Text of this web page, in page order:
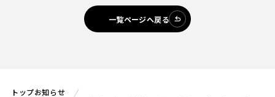
一覧ページへ戻る
トップお知らせ